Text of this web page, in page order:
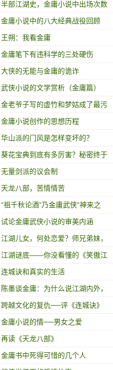
越弱
半部江湖史，金庸小说中出场次数
最多的门派
金庸小说中的八大经典战役回顾
王朔：我看金庸
金庸笔下有违科学的三处硬伤
大侠的无能与金庸的诡诈
武侠小说的文学赏析（金庸篇）
金老爷子写的虚竹和梦姑成了最污
的一段，你知道不？
金庸小说创作的思想历程
华山派的门风是怎样变坏的？
葵花宝典到底有多厉害？秘密终于
被说出！
无量剑派的议会制
天龙八部，苦情情苦
“祖千秋论酒”乃金庸武侠“神来之
笔”，每每读之，令人沉醉！
试论金庸武侠小说的审美内涵
江湖儿女，何处恋爱？师兄弟妹，
近水楼台
江湖谜底——你没看懂的《笑傲江
湖》（2）
连城诀和真实的生活
陈墨谈金庸：为什么说江湖内外，
金庸都是个传奇？
跨越文化的复仇──评《连城诀》
金庸小说的情──男女之爱
再读《天龙八部》
金庸书中死得可惜的几个人